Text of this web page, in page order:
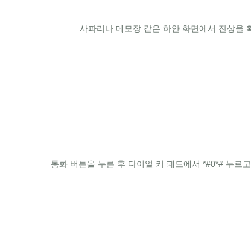
사파리나 메모장 같은 하얀 화면에서 잔상을
통화 버튼을 누른 후 다이얼 키 패드에서 *#0*# 누르